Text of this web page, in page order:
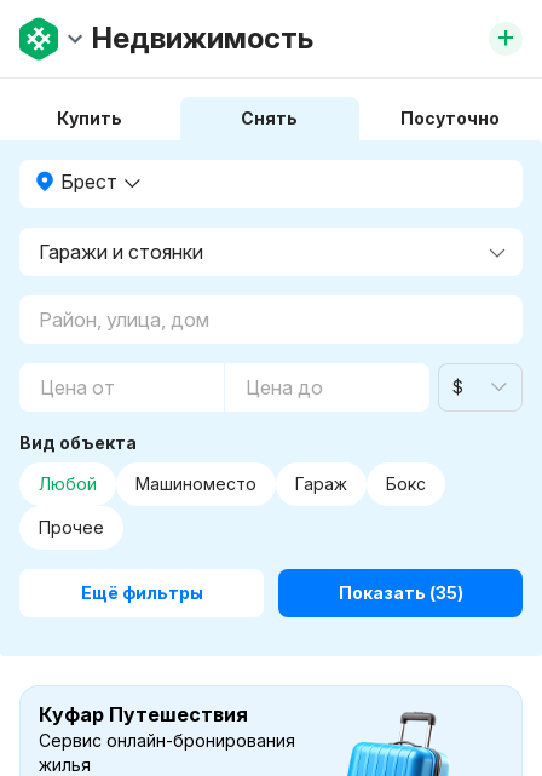
Недвижимость +
Купить Снять Посуточно
Брест
$
Вид объекта
Любой
Машиноместо Гараж Бокс
Прочее
Ещё фильтры Показать (35)
Куфар Путешествия
Сервис онлайн-бронирования
жилья